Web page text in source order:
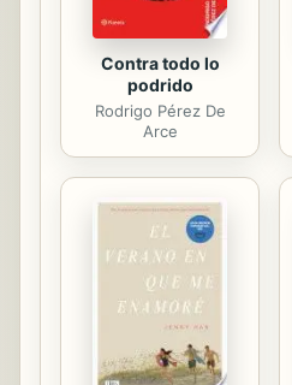
Contra todo lo
podrido
Rodrigo Pérez De
Arce